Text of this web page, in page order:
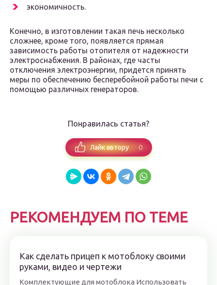
экономичность.
Конечно, в изготовлении такая печь несколько
сложнее, кроме того, появляется прямая
зависимость работы отопителя от надежности
электроснабжения. В районах, где часты
отключения электроэнергии, придется принять
меры по обеспечению бесперебойной работы печи с
помощью различных генераторов.
Понравилась статья?
Лайк автору 0
РЕКОМЕНДУЕМ ПО ТЕМЕ
Как сделать прицеп к мотоблоку своими
руками, видео и чертежи
Комплектующие для мотоблока Использовать